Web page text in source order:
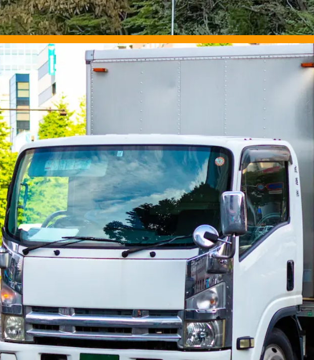
中型免許夜勤のみ週休2日
ドライバー（宣伝カー）｜栃木県那須塩原市